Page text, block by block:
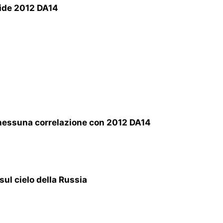
2012 DA14
correlazione con 2012 DA14
cielo della Russia